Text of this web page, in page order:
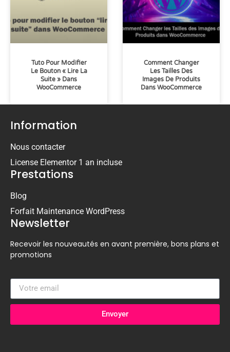
Tuto Pour Modifier
Le Bouton « Lire La
Suite » Dans
WooCommerce
Comment Changer
Les Tailles Des
Images De Produits
Dans WooCommerce
Information
Nous contacter
License Elementor 1 an incluse
Prestations
Blog
Forfait Maintenance WordPress
Newsletter
Recevoir les nouveautés en avant première, bons plans et
promotions
Envoyer